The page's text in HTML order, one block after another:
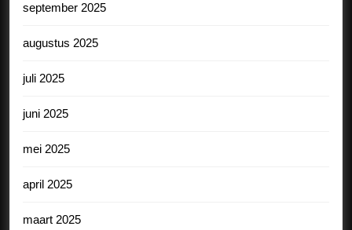
september 2025
augustus 2025
juli 2025
juni 2025
mei 2025
april 2025
maart 2025